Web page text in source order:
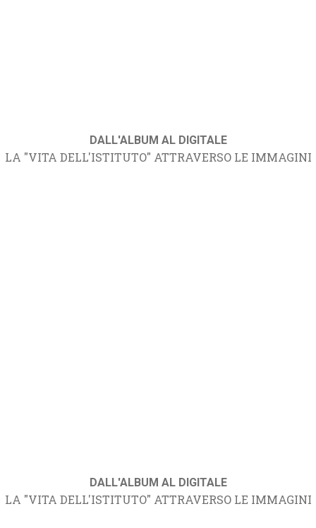
DALL'ALBUM AL DIGITALE
LA "VITA DELL'ISTITUTO" ATTRAVERSO LE IMMAGINI
DALL'ALBUM AL DIGITALE
LA "VITA DELL'ISTITUTO" ATTRAVERSO LE IMMAGINI